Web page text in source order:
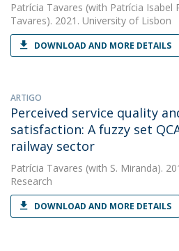
Patrícia Tavares (with Patrícia Isabel
Tavares). 2021. University of Lisbon
DOWNLOAD AND MORE DETAILS
ARTIGO
Perceived service quality
satisfaction: A fuzzy set
railway sector
Patrícia Tavares (with S. Miranda).
Research
DOWNLOAD AND MORE DETAILS